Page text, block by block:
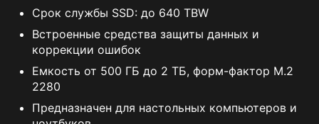
Срок службы SSD: до 640 TBW
Встроенные средства защиты данных и
коррекции ошибок
Емкость от 500 ГБ до 2 ТБ, форм-фактор M.2
2280
Предназначен для настольных компьютеров и